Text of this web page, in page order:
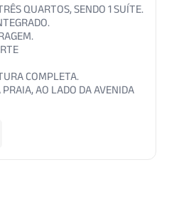
QUARTOS, SENDO 1 SUÍTE.
COMPLETA.
AO LADO DA AVENIDA